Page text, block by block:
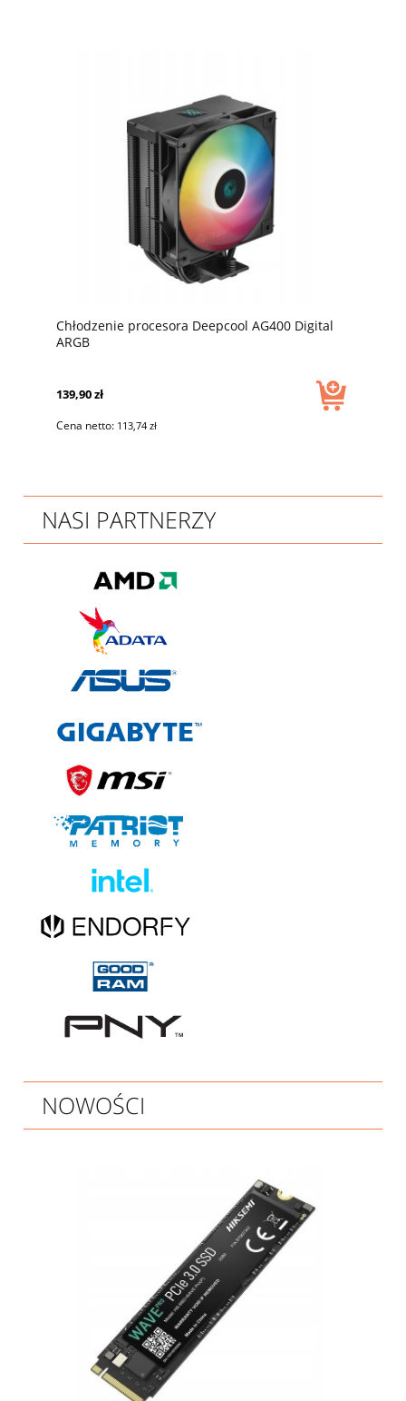
Chłodzenie procesora Deepcool AG400 Digital
ARGB
139,90 zł
Cena netto: 113,74 zł
NASI PARTNERZY
NOWOŚCI